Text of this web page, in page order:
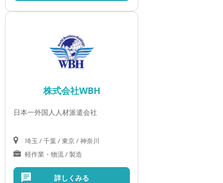
株式会社WBH
日本一外国人人材派遣会社
埼玉 / 千葉 / 東京 / 神奈川
軽作業・物流 / 製造
詳しくみる